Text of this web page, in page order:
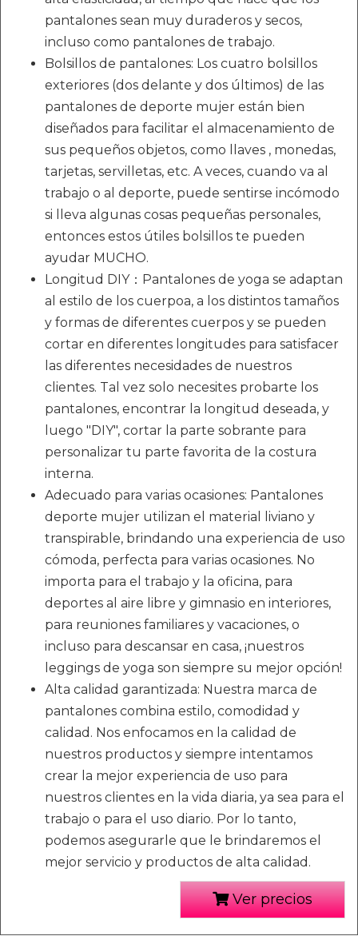
pantalones sean muy duraderos y secos,
incluso como pantalones de trabajo.
Bolsillos de pantalones: Los cuatro bolsillos
exteriores (dos delante y dos últimos) de las
pantalones de deporte mujer están bien
diseñados para facilitar el almacenamiento de
sus pequeños objetos, como llaves , monedas,
tarjetas, servilletas, etc. A veces, cuando va al
trabajo o al deporte, puede sentirse incómodo
si lleva algunas cosas pequeñas personales,
entonces estos útiles bolsillos te pueden
ayudar MUCHO.
Longitud DIY：Pantalones de yoga se adaptan
al estilo de los cuerpoa, a los distintos tamaños
y formas de diferentes cuerpos y se pueden
cortar en diferentes longitudes para satisfacer
las diferentes necesidades de nuestros
clientes. Tal vez solo necesites probarte los
pantalones, encontrar la longitud deseada, y
luego "DIY", cortar la parte sobrante para
personalizar tu parte favorita de la costura
interna.
Adecuado para varias ocasiones: Pantalones
deporte mujer utilizan el material liviano y
transpirable, brindando una experiencia de uso
cómoda, perfecta para varias ocasiones. No
importa para el trabajo y la oficina, para
deportes al aire libre y gimnasio en interiores,
para reuniones familiares y vacaciones, o
incluso para descansar en casa, ¡nuestros
leggings de yoga son siempre su mejor opción!
Alta calidad garantizada: Nuestra marca de
pantalones combina estilo, comodidad y
calidad. Nos enfocamos en la calidad de
nuestros productos y siempre intentamos
crear la mejor experiencia de uso para
nuestros clientes en la vida diaria, ya sea para el
trabajo o para el uso diario. Por lo tanto,
podemos asegurarle que le brindaremos el
mejor servicio y productos de alta calidad.
Ver precios